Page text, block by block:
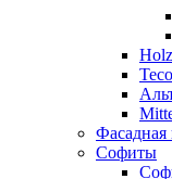
Фасадная
Софиты